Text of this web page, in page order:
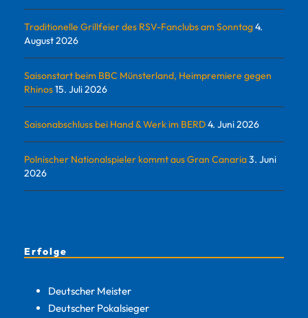
Traditionelle Grillfeier des RSV-Fanclubs am Sonntag4.
August 2026
Saisonstart beim BBC Münsterland, Heimpremiere gegen
Rhinos15. Juli 2026
Saisonabschluss bei Hand & Werk im BERD4. Juni 2026
Polnischer Nationalspieler kommt aus Gran Canaria3. Juni
2026
Erfolge
Deutscher Meister
Deutscher Pokalsieger